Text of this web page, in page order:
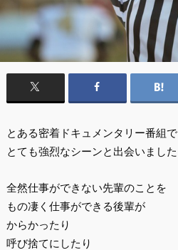
とある密着ドキュメンタリー番組で
とても強烈なシーンと出会いました
全然仕事ができない先輩のことを
もの凄く仕事ができる後輩が
からかったり
呼び捨てにしたり